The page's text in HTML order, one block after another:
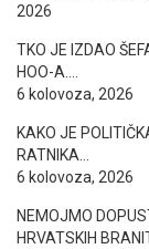
2026
TKO JE IZDAO
HOO-A….
6 kolovoza, 2026
KAKO JE
RATNIKA…
6 kolovoza, 2026
NEMOJMO
HRVATSKIH